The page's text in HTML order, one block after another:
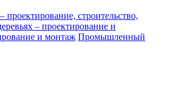
строительство,
– проектирование и
и монтаж Промышленный